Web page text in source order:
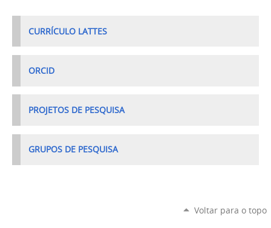
CURRÍCULO LATTES
ORCID
PROJETOS DE PESQUISA
GRUPOS DE PESQUISA
Voltar para o topo